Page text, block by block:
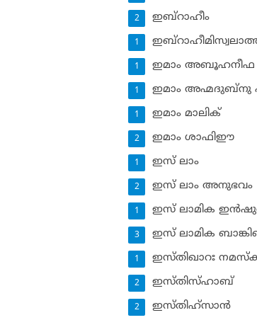
ഇബ്‌റാഹീം
2
1
ഇമാം അബൂഹനീഫ
1
ഇമാം അഹ്മദുബ്‌നു
1
ഇമാം മാലിക്
1
ഇമാം ശാഫിഈ
2
ഇസ് ലാം
1
ഇസ് ലാം അനുഭവം
2
ഇസ് ലാമിക
1
ഇസ് ലാമിക
3
ഇസ്തിഖാറഃ
1
ഇസ്തിസ്ഹാബ്
2
ഇസ്തിഹ്‌സാന്‍
2